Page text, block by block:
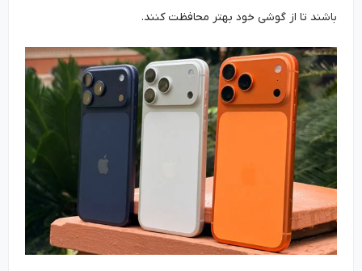
باشند تا از گوشی خود بهتر محافظت کنند.